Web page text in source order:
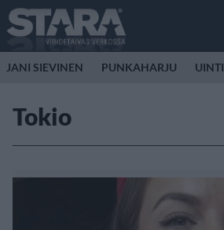
JANI SIEVINEN PUNKAHARJU UINTI
Tokio